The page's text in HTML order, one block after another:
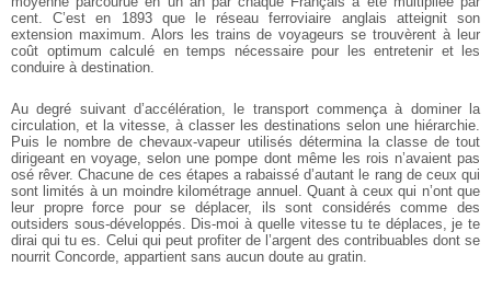
cent. C’est en 1893 que le réseau ferroviaire anglais atteignit son
extension maximum. Alors les trains de voyageurs se trouvèrent à leur
coût optimum calculé en temps nécessaire pour les entretenir et les
conduire à destination.
Au degré suivant d’accélération, le transport commença à dominer la
circulation, et la vitesse, à classer les destinations selon une hiérarchie.
Puis le nombre de chevaux-vapeur utilisés détermina la classe de tout
dirigeant en voyage, selon une pompe dont même les rois n’avaient pas
osé rêver. Chacune de ces étapes a rabaissé d’autant le rang de ceux qui
sont limités à un moindre kilométrage annuel. Quant à ceux qui n’ont que
leur propre force pour se déplacer, ils sont considérés comme des
outsiders sous-développés. Dis-moi à quelle vitesse tu te déplaces, je te
dirai qui tu es. Celui qui peut profiter de l’argent des contribuables dont se
nourrit Concorde, appartient sans aucun doute au gratin.